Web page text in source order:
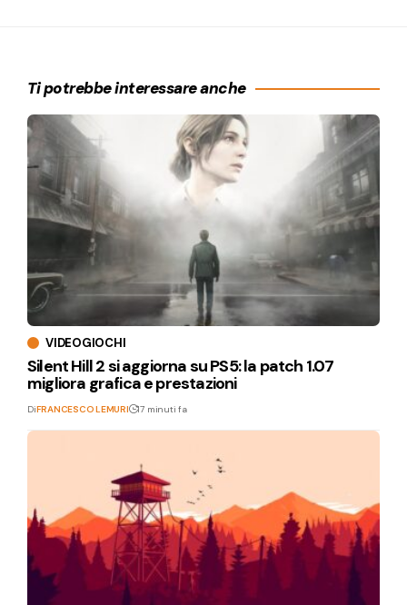
Ti potrebbe interessare anche
VIDEOGIOCHI
Silent Hill 2 si aggiorna su PS5: la patch 1.07
migliora grafica e prestazioni
DiFRANCESCO LEMURI 17 minuti fa